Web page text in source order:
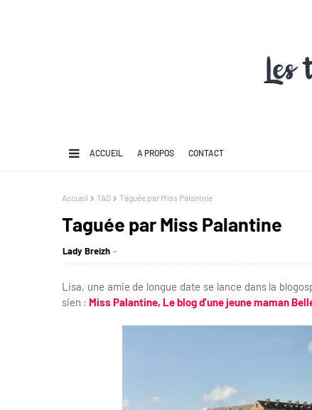
ACCUEIL A PROPOS CONTACT
Accueil TAG Taguée par Miss Palantine
Taguée par Miss Palantine
Lady Breizh
Lisa, une amie de longue date se lance dans la
sien : Miss Palantine, Le blog d'une jeune maman